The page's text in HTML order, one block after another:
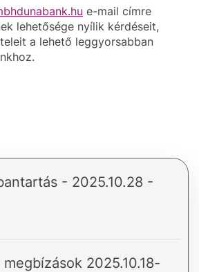
e-mail címre
lehetősége nyílik kérdéseit,
a lehető leggyorsabban
- 2025.10.28 -
2025.10.18-